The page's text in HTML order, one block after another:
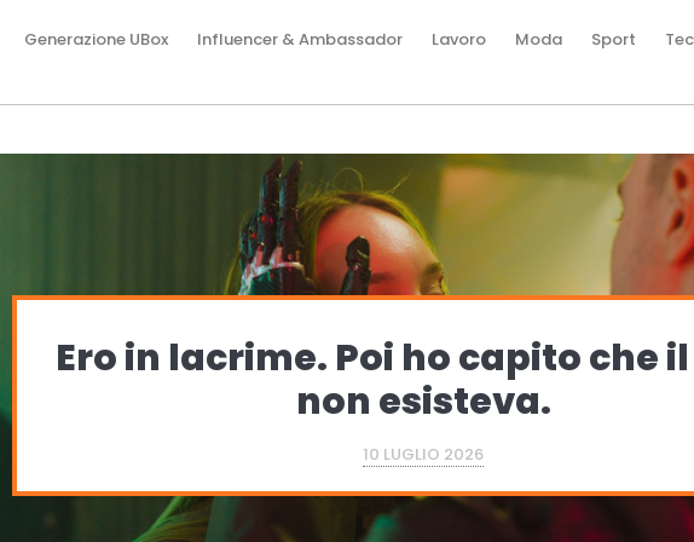
Generazione UBox Influencer & Ambassador Lavoro Moda Sport
ho capito che il cane